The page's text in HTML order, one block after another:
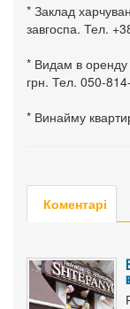
* Заклад
завгоспа. Тел.
* Видам в оренду
грн. Тел. 050-
* Винайму
Коментарі